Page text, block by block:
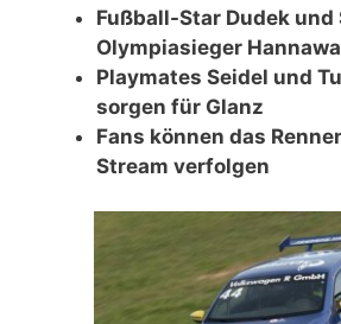
Fußball-Star Dudek
Olympiasieger
Playmates Seidel und
sorgen für Glanz
Fans können das
Stream verfolgen